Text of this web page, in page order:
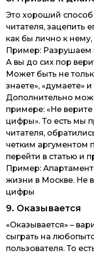
Это хороший
читателя, зацепить
как бы лично к нему,
Пример: Разрушаем
А вы до сих пор
Может быть не
знаете», «думаете» и
Дополнительно
примере: «Не
цифры». То есть мы
читателя,
четким аргументом
перейти в статью и
Пример:
жизни в Москве. Не
цифры
9. Оказывается
«Оказывается» –
сыграть на
пользователя. То